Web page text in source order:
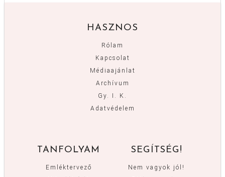
HASZNOS
Rólam
Kapcsolat
Médiaajánlat
Archívum
Gy. I. K.
Adatvédelem
TANFOLYAM
Emléktervező
SEGÍTSÉG!
Nem vagyok jól!